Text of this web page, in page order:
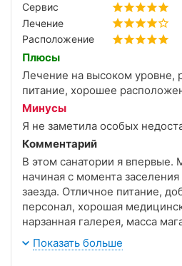
Сервис
Лечение
Расположение
Плюсы
Лечение на высоком уровне,
питание, хорошее
Минусы
Я не заметила особых
Комментарий
В этом санатории я впервые.
начиная с момента
заезда. Отличное питание,
персонал, хорошая
нарзанная галерея, масса
интересных мест.
Показать больше